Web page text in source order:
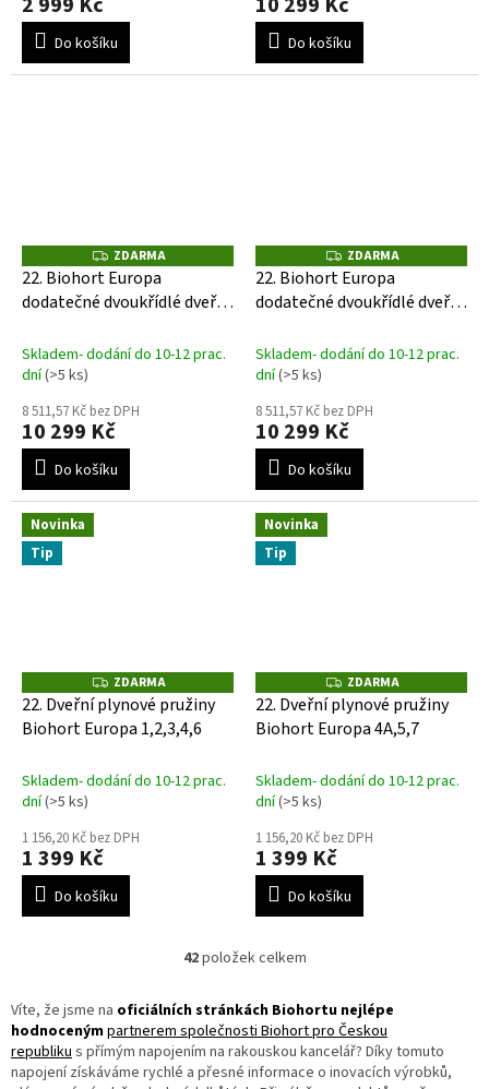
Do košíku Do košíku
Z
D
A
R
ZDARMA
22. Biohort Europa
dodatečné dvoukřídlé dveře-
Skladem- dodání do 10-12 prac.
dní(>5 ks)
8 511,57 Kč bez DPH
10 299 Kč
Do košíku
Z
D
A
R
ZDARMA
22. Biohort Europa
dodatečné dvoukřídlé dveře-
Skladem- dodání do 10-12 prac.
dní(>5 ks)
8 511,57 Kč bez DPH
10 299 Kč
Do košíku
Novinka
Tip
Z
D
A
R
ZDARMA
22. Dveřní plynové pružiny
Biohort Europa 1,2,3,4,6
Skladem- dodání do 10-12 prac.
dní(>5 ks)
1 156,20 Kč bez DPH
1 399 Kč
Do košíku
Novinka
Tip
Z
D
A
R
ZDARMA
22. Dveřní plynové pružiny
Biohort Europa 4A,5,7
Skladem- dodání do 10-12 prac.
dní(>5 ks)
1 156,20 Kč bez DPH
1 399 Kč
Do košíku
O
l
á
d
a
42položek celkem
Víte, že jsme na oficiálních stránkách Biohortu nejlépe
hodnocenýmpartnerem společnosti Biohort pro Českou
republikus přímým napojením na rakouskou kancelář? Díky tomuto
napojení získáváme rychlé a přesné informace o inovacích výrobků,